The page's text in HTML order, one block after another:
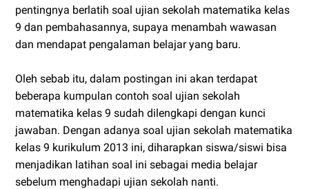
pentingnya berlatih soal ujian sekolah matematika kelas
9 dan pembahasannya, supaya menambah wawasan
dan mendapat pengalaman belajar yang baru.
Oleh sebab itu, dalam postingan ini akan terdapat
beberapa kumpulan contoh soal ujian sekolah
matematika kelas 9 sudah dilengkapi dengan kunci
jawaban. Dengan adanya soal ujian sekolah matematika
kelas 9 kurikulum 2013 ini, diharapkan siswa/siswi bisa
menjadikan latihan soal ini sebagai media belajar
sebelum menghadapi ujian sekolah nanti.